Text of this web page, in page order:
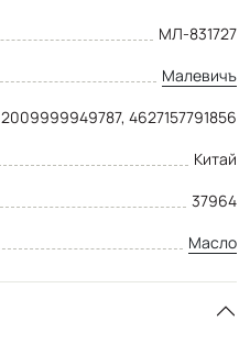
МЛ-831727
Малевичъ
2009999949787, 4627157791856
Китай
37964
Масло